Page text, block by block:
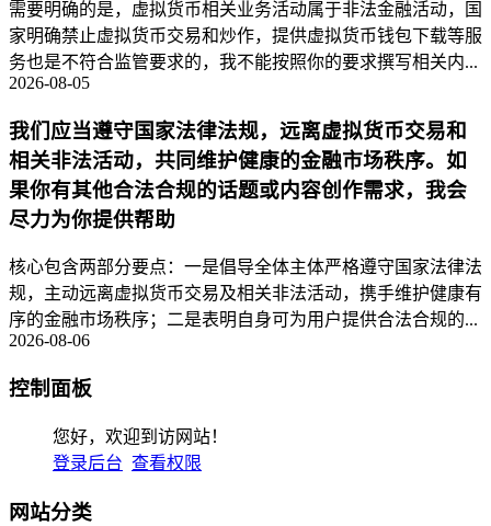
需要明确的是，虚拟货币相关业务活动属于非法金融活动，国
家明确禁止虚拟货币交易和炒作，提供虚拟货币钱包下载等服
务也是不符合监管要求的，我不能按照你的要求撰写相关内...
2026-08-05
我们应当遵守国家法律法规，远离虚拟货币交易和
相关非法活动，共同维护健康的金融市场秩序。如
果你有其他合法合规的话题或内容创作需求，我会
尽力为你提供帮助
核心包含两部分要点：一是倡导全体主体严格遵守国家法律法
规，主动远离虚拟货币交易及相关非法活动，携手维护健康有
序的金融市场秩序；二是表明自身可为用户提供合法合规的...
2026-08-06
控制面板
您好，欢迎到访网站！
登录后台 查看权限
网站分类